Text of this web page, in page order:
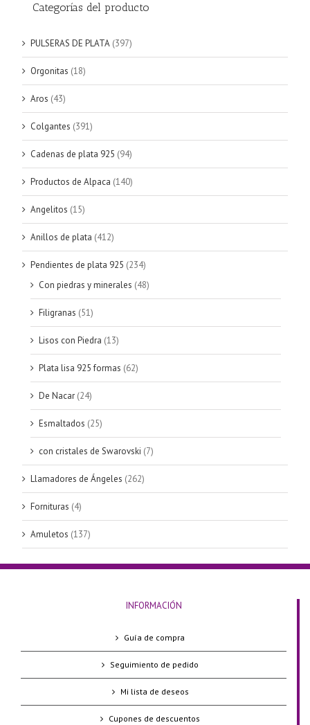
Categorías del producto
PULSERAS DE PLATA (397)
Orgonitas (18)
Aros (43)
Colgantes (391)
Cadenas de plata 925 (94)
Productos de Alpaca (140)
Angelitos (15)
Anillos de plata (412)
Pendientes de plata 925 (234)
Con piedras y minerales (48)
Filigranas (51)
Lisos con Piedra (13)
Plata lisa 925 formas (62)
De Nacar (24)
Esmaltados (25)
con cristales de Swarovski (7)
Llamadores de Ángeles (262)
Fornituras (4)
Amuletos (137)
INFORMACIÓN
Guía de compra
Seguimiento de pedido
Mi lista de deseos
Cupones de descuentos